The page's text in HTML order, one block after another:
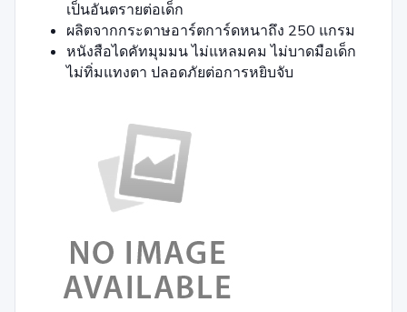
เป็นอันตรายต่อเด็ก
ผลิตจากกระดาษอาร์ตการ์ดหนาถึง 250 แกรม
หนังสือไดคัทมุมมน ไม่แหลมคม ไม่บาดมือเด็ก
ไม่ทิ่มแทงตา ปลอดภัยต่อการหยิบจับ